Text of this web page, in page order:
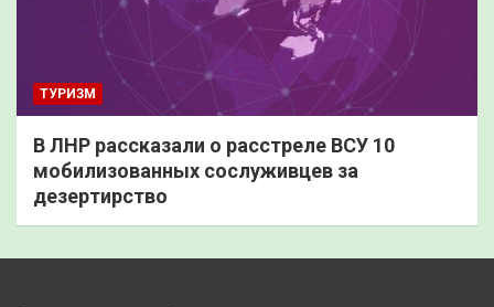
ТУРИЗМ
В ЛНР рассказали о расстреле ВСУ 10
мобилизованных сослуживцев за
дезертирство